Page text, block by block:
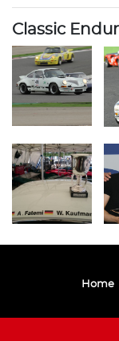
Classic
Home